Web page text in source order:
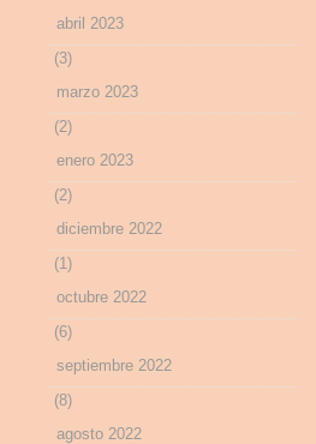
abril 2023
(3)
marzo 2023
(2)
enero 2023
(2)
diciembre 2022
(1)
octubre 2022
(6)
septiembre 2022
(8)
agosto 2022